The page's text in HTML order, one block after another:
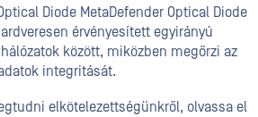
Diode MetaDefender Optical Diode
érvényesített egyirányú
között, miközben megőrzi az
integritását.
elkötelezettségünkről, olvassa el